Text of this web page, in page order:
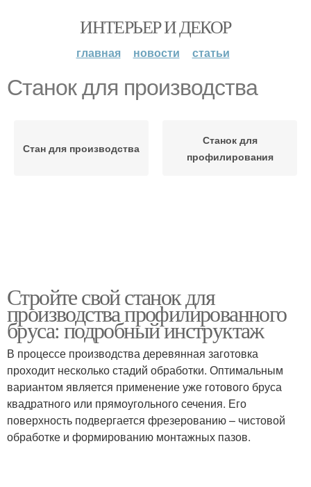
ИНТЕРЬЕР И ДЕКОР
главная новости статьи
Станок для производства
Стан для производства
Станок для
профилирования
Стройте свой станок для
производства профилированного
бруса: подробный инструктаж
В процессе производства деревянная заготовка
проходит несколько стадий обработки. Оптимальным
вариантом является применение уже готового бруса
квадратного или прямоугольного сечения. Его
поверхность подвергается фрезерованию – чистовой
обработке и формированию монтажных пазов.